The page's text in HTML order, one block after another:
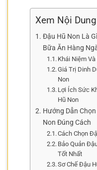
Xem Nội
Đậu Hũ Non Là
Bữa Ăn Hàng
Khái Niệm
Giá Trị Dinh
Non
Lợi Ích Sức
Hũ Non
Hướng Dẫn
Non Đúng Cách
Cách Chọn
Bảo Quản
Tốt Nhất
Sơ Chế Đậu